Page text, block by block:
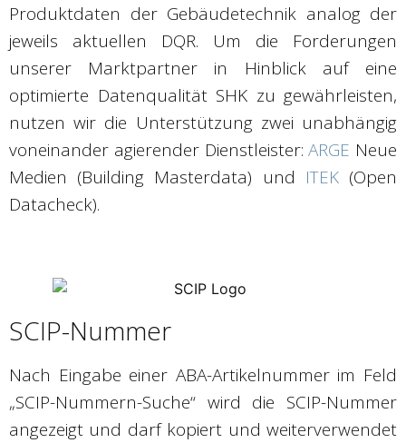
Produktdaten der Gebäudetechnik analog der
jeweils aktuellen DQR. Um die Forderungen
unserer Marktpartner in Hinblick auf eine
optimierte Datenqualität SHK zu gewährleisten,
nutzen wir die Unterstützung zwei unabhängig
voneinander agierender Dienstleister:ARGE Neue
Medien (Building Masterdata) und ITEK (Open
Datacheck).
SCIP-Nummer
Nach Eingabe einer ABA-Artikelnummer im Feld
„SCIP-Nummern-Suche“ wird die SCIP-Nummer
angezeigt und darf kopiert und weiterverwendet